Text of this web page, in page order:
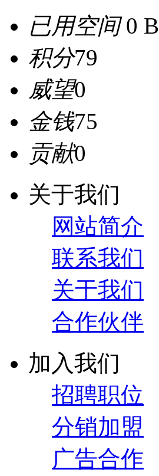
已用空间0 B
积分79
威望0
金钱75
贡献0
关于我们
网站简介
联系我们
关于我们
合作伙伴
加入我们
招聘职位
分销加盟
广告合作